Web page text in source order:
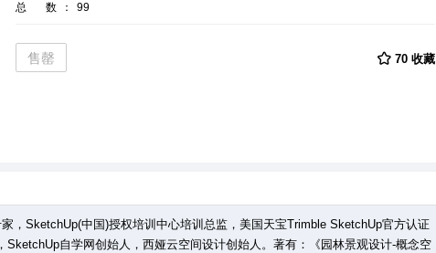
总 数： 99
售罄 70 收藏
，SketchUp(中国)授权培训中心培训总监，美国天宝Trimble SketchUp官方认证
自学网创始人，西娅云空间设计创始人。著有：《园林景观设计-概念空